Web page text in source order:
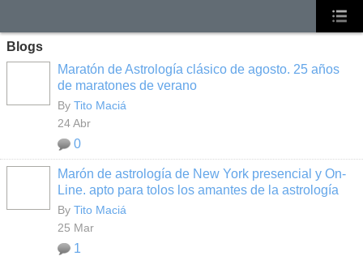
Blogs
Maratón de Astrología clásico de agosto. 25 años
de maratones de verano
By Tito Maciá
24 Abr
0
Marón de astrología de New York presencial y On-
Line. apto para tolos los amantes de la astrología
By Tito Maciá
25 Mar
1